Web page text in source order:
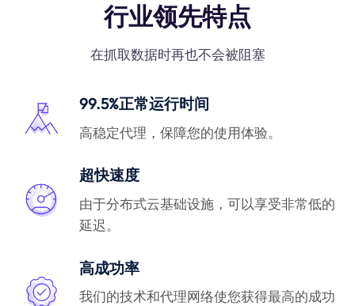
行业领先特点
在抓取数据时再也不会被阻塞
99.5%正常运行时间
高稳定代理，保障您的使用体验。
超快速度
由于分布式云基础设施，可以享受非常低的
延迟。
高成功率
我们的技术和代理网络使您获得最高的成功